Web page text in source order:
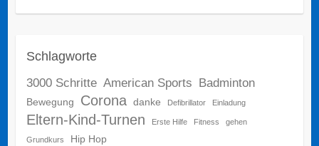
Schlagworte
3000 Schritte American Sports Badminton
Bewegung Corona danke Defibrillator Einladung
Eltern-Kind-Turnen Erste Hilfe Fitness gehen
Grundkurs Hip Hop